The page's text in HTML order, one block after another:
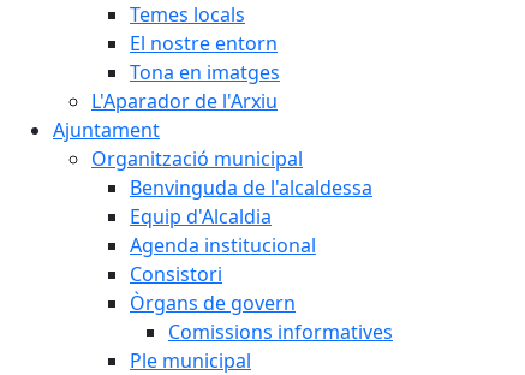
Temes locals
El nostre entorn
Tona en imatges
L'Aparador de l'Arxiu
Ajuntament
Organització municipal
Benvinguda de l'alcaldessa
Equip d'Alcaldia
Agenda institucional
Consistori
Òrgans de govern
Comissions informatives
Ple municipal